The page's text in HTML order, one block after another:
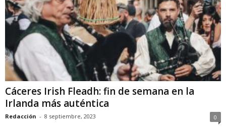
Cáceres Irish Fleadh: fin de semana en la
Irlanda más auténtica
Redacción - 8 septiembre, 2023 0